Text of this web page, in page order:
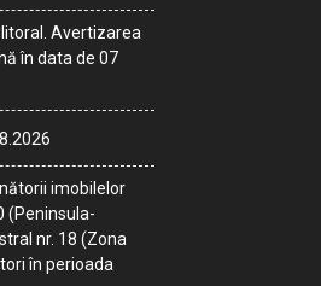
litoral. Avertizarea
în data de 07
imobilelor
(Peninsula-
nr. 18 (Zona
în perioada